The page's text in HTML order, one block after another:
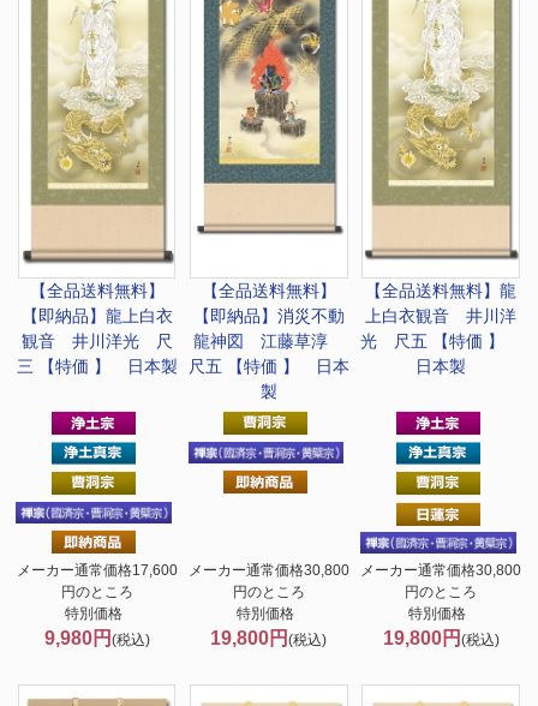
【全品送料無料】
【即納品】龍上白衣
観音 井川洋光 尺
三 【特価 】 日本製
メーカー通常価格17,600
円のところ
特別価格
9,980円 (税込)
【全品送料無料】
【即納品】消災不動
龍神図 江藤草淳
尺五 【特価 】 日本
製
メーカー通常価格30,800
円のところ
特別価格
19,800円(税込)
【全品送料無料】龍
上白衣観音 井川洋
光 尺五 【特価 】
日本製
メーカー通常価格30,800
円のところ
特別価格
19,800円 (税込)